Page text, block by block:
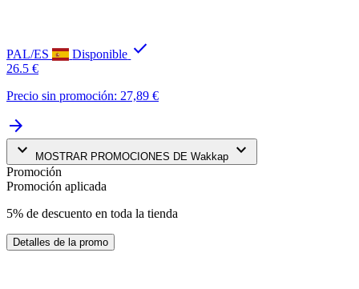
PAL/ES Disponible check
26.5 €
Precio sin promoción: 27,89 €
arrow_forward
keyboard_arrow_down
MOSTRAR PROMOCIONES DE Wakkap keyboard_arrow_down
Promoción
Promoción aplicada
5% de descuento en toda la tienda
Detalles de la promo